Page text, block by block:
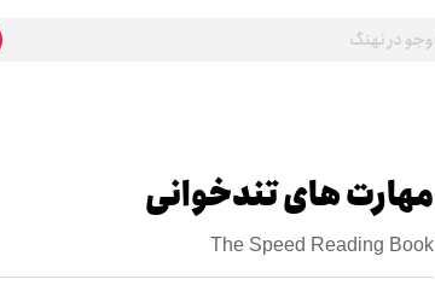
مهارت های تندخوانی
The Speed Reading Book